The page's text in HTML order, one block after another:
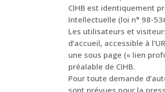
CIHB est identiquement
Intellectuelle (loi n° 98-
Les utilisateurs et
d’accueil, accessible à
une sous page (« lien
préalable de CIHB.
Pour toute demande
sont prévues pour la